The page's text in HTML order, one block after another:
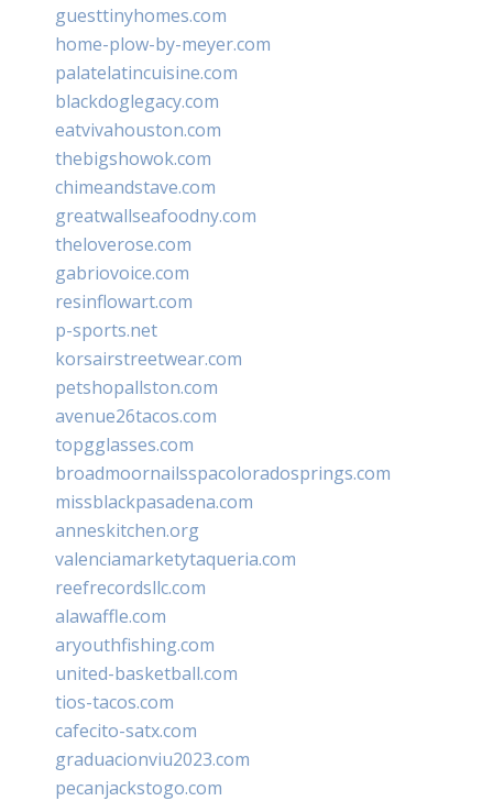
guesttinyhomes.com
home-plow-by-meyer.com
palatelatincuisine.com
blackdoglegacy.com
eatvivahouston.com
thebigshowok.com
chimeandstave.com
greatwallseafoodny.com
theloverose.com
gabriovoice.com
resinflowart.com
p-sports.net
korsairstreetwear.com
petshopallston.com
avenue26tacos.com
topgglasses.com
broadmoornailsspacoloradosprings.com
missblackpasadena.com
anneskitchen.org
valenciamarketytaqueria.com
reefrecordsllc.com
alawaffle.com
aryouthfishing.com
united-basketball.com
tios-tacos.com
cafecito-satx.com
graduacionviu2023.com
pecanjackstogo.com